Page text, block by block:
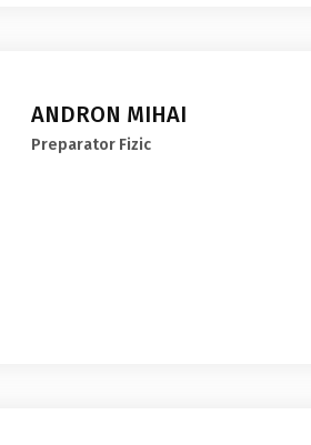
ANDRON MIHAI
Preparator Fizic